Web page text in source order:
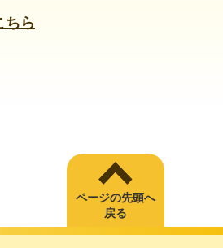
ちら
ページの先頭へ
戻る